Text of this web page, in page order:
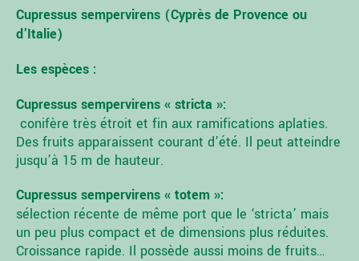
Cupressus sempervirens (Cyprès de Provence ou
d’Italie)
Les espèces :
Cupressus sempervirens « stricta »:
conifère très étroit et fin aux ramifications aplaties.
Des fruits apparaissent courant d’été. Il peut atteindre
jusqu’à 15 m de hauteur.
Cupressus sempervirens « totem »:
sélection récente de même port que le ‘stricta’ mais
un peu plus compact et de dimensions plus réduites.
Croissance rapide. Il possède aussi moins de fruits…